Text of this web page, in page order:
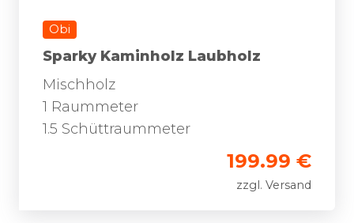
Obi
Sparky Kaminholz Laubholz
Mischholz
1 Raummeter
1.5 Schüttraummeter
199.99 €
zzgl. Versand